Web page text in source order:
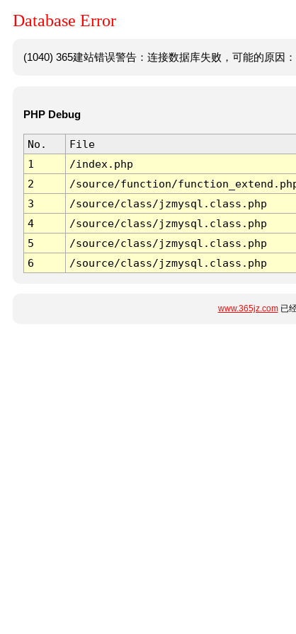
Database Error
(1040) 365建站错误警告：连接数据库失败，可能的原因
PHP Debug
No. File
1
/index.php
2
/source/function/
3
/source/class/jzmysql.class.php
4
/source/class/jzmysql.class.php
5
/source/class/jzmysql.class.php
6
/source/class/jzmysql.class.php
www.365jz.com已